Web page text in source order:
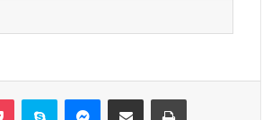
Pocket Skype Messenger
E-Posta ile paylaş Yazdır